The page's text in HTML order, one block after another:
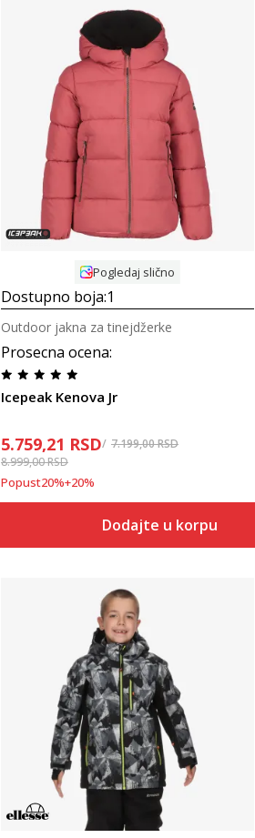
Uporedi
Pogledaj slično
Dostupno boja:1
Prosecna ocena:
Icepeak Kenova Jr
Outdoor jakna za tinejdžerke
5.759,21 RSD 7.199,00RSD
8.999,00RSD
Popust20%+20%
Dodajte u korpu
Uporedi